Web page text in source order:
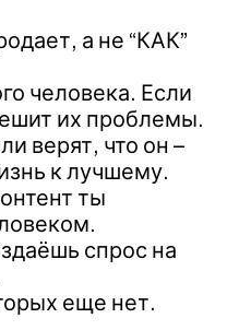
а не “КАК”
человека. Если
их проблемы.
верят, что он –
к лучшему.
ты
спрос на
еще нет.